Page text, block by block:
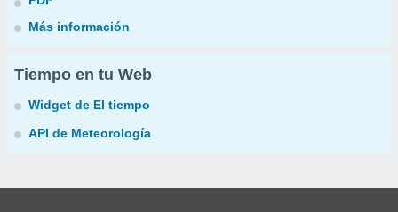
Más información
Tiempo en tu Web
Widget de El tiempo
API de Meteorología